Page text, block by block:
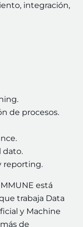
integración,
de procesos.
dato.
reporting.
está
trabaja Data
y Machine
de